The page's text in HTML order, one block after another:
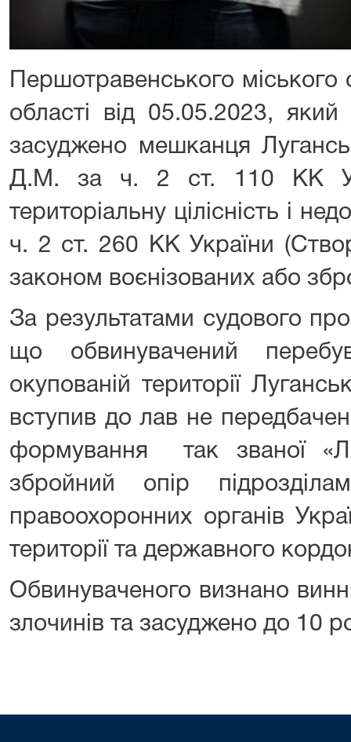
Першотравенського міського
області від 05.05.2023,
засуджено мешканця
Д.М. за ч. 2 ст. 110 КК
територіальну цілісність і
ч. 2 ст. 260 КК України
законом воєнізованих або
За результатами судового
що обвинувачений
окупованій території
вступив до лав не
формування так званої
збройний опір
правоохоронних органів
території та державного
Обвинуваченого визнано
злочинів та засуджено до 10